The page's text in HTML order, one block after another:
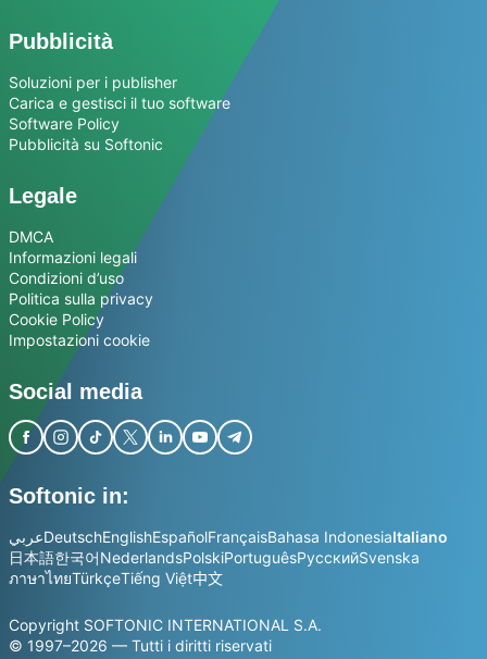
Pubblicità
Soluzioni per i publisher
Carica e gestisci il tuo software
Software Policy
Pubblicità su Softonic
Legale
DMCA
Informazioni legali
Condizioni d’uso
Politica sulla privacy
Cookie Policy
Impostazioni cookie
Social media
Softonic in:
عربيDeutschEnglishEspañolFrançaisBahasa IndonesiaItaliano
日本語한국어NederlandsPolskiPortuguêsРусскийSvenska
ภาษาไทยTürkçeTiếng Việt中文
Copyright SOFTONIC INTERNATIONAL S.A.
© 1997–2026 — Tutti i diritti riservati